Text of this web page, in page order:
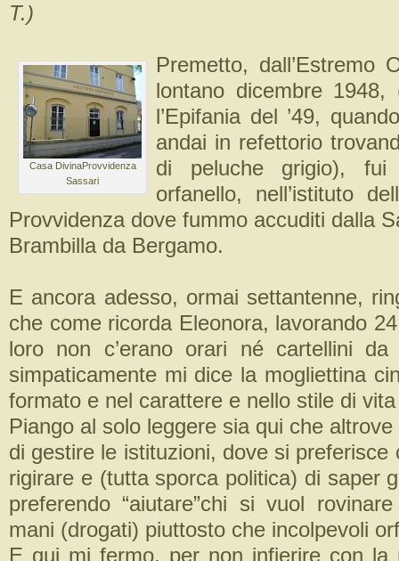
T.)
Casa DivinaProvvidenza
Sassari
Premetto, dall’Estremo
lontano dicembre 1948,
l’Epifania del ’49,
andai in refettorio
di peluche grigio), fui
orfanello, nell’istituto
Provvidenza dove fummo accuditi dalla
Brambilla da Bergamo.
E ancora adesso, ormai settantenne,
che come ricorda Eleonora, lavorando
loro non c’erano orari né cartellini da
simpaticamente mi dice la mogliettina
formato e nel carattere e nello stile di
Piango al solo leggere sia qui che
di gestire le istituzioni, dove si preferisce
rigirare e (tutta sporca politica) di saper
preferendo “aiutare”chi si vuol
mani (drogati) piuttosto che incolpevoli
E qui mi fermo, per non infierire con la